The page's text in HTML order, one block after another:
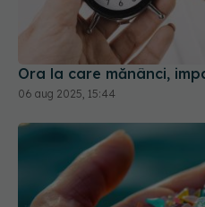
Ora la care mănânci,
06 aug 2025, 15:44